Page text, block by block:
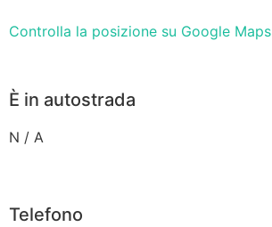
Controlla la posizione su Google Maps
È in autostrada
N / A
Telefono